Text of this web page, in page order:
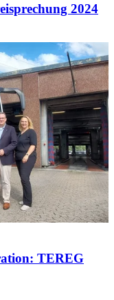
2024
TEREG